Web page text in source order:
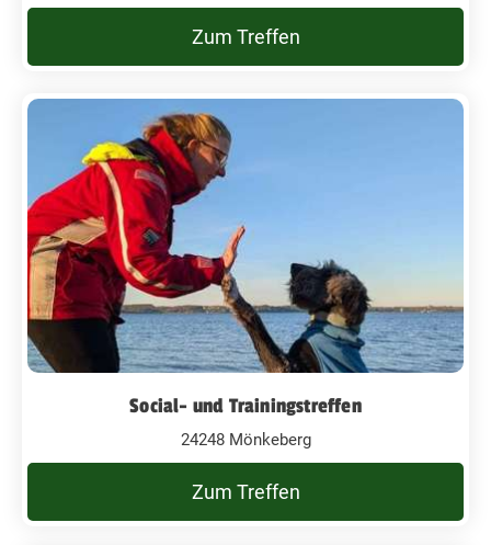
Zum Treffen
Social- und Trainingstreffen
24248 Mönkeberg
Zum Treffen